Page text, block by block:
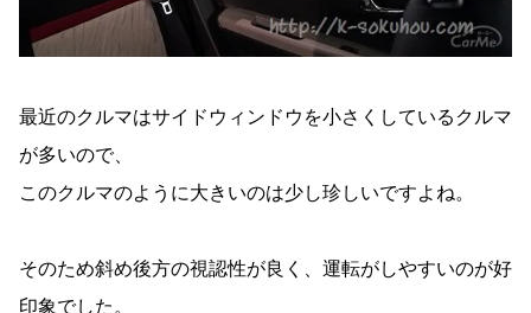
最近のクルマはサイドウィンドウを小さくしているクルマ
が多いので、
このクルマのように大きいのは少し珍しいですよね。
そのため斜め後方の視認性が良く、運転がしやすいのが好
印象でした。